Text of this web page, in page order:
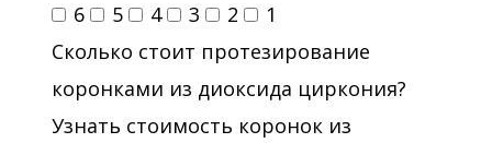
6
5 4 3 2
1
Сколько стоит протезирование
коронками из диоксида циркония?
Узнать стоимость коронок из